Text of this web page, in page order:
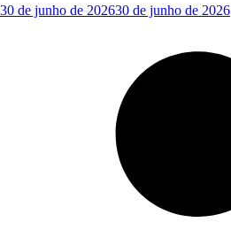
30 de junho de 202630 de junho de 2026